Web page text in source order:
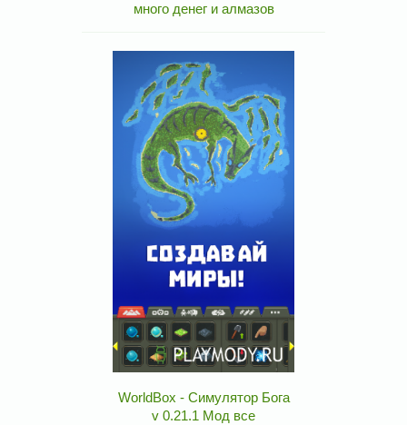
много денег и алмазов
WorldBox - Симулятор Бога
v 0.21.1 Мод все